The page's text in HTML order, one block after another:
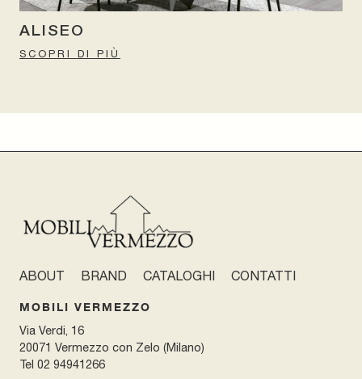
ALISEO
SCOPRI DI PIÙ
ABOUT BRAND CATALOGHI CONTATTI
MOBILI VERMEZZO
Via Verdi, 16
20071 Vermezzo con Zelo (Milano)
Tel 02 94941266